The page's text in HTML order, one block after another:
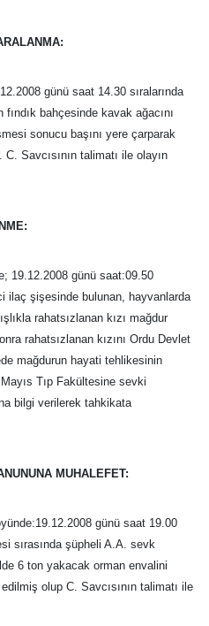
günü saat 14.30 sıralarında
bahçesinde kavak ağacını
sonucu başını yere çarparak
Savcısının talimatı ile olayın
19.12.2008 günü saat:09.50
ilaç şişesinde bulunan, hayvanlarda
rahatsızlanan kızı mağdur
rahatsızlanan kızını Ordu Devlet
mağdurun hayati tehlikesinin
Tıp Fakültesine sevki
bilgi verilerek tahkikata
MUHALEFET:
günü saat 19.00
sırasında şüpheli A.A. sevk
6 ton yakacak orman envalini
olup C. Savcısının talimatı ile